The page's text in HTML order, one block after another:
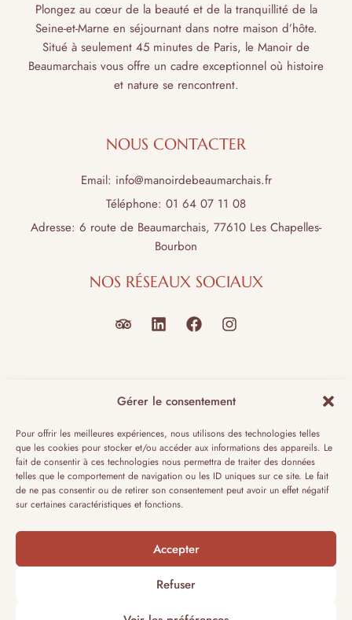
Gérer le consentement
Pour offrir les meilleures expériences, nous utilisons des technologies telles
que les cookies pour stocker et/ou accéder aux informations des appareils. Le
fait de consentir à ces technologies nous permettra de traiter des données
telles que le comportement de navigation ou les ID uniques sur ce site. Le fait
de ne pas consentir ou de retirer son consentement peut avoir un effet négatif
sur certaines caractéristiques et fonctions.
Accepter
Refuser
Plongez au cœur de la beauté et de la tranquillité de la
Seine-et-Marne en séjournant dans notre maison d’hôte.
Situé à seulement 45 minutes de Paris, le Manoir de
Beaumarchais vous offre un cadre exceptionnel où histoire
et nature se rencontrent.
NOUS CONTACTER
Email: info@manoirdebeaumarchais.fr
Téléphone: 01 64 07 11 08
Adresse: 6 route de Beaumarchais, 77610 Les Chapelles-
Bourbon
NOS RÉSEAUX SOCIAUX
L'Histoire du Manoir
Services
Contactez-nous
Copyright © 2024. Tous droits réservés Manoir de